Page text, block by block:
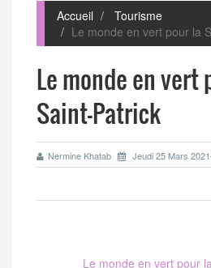
Accueil
Tourisme
Le monde en vert pour la
Le monde en vert
Saint-Patrick
Nermine Khatab Jeudi 25 Mars
Le monde en vert pour